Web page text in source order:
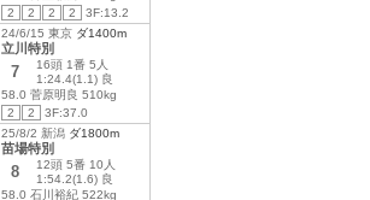
2
2 2 2 3F:13.2
24/6/15 東京 ダ1400m
立川特別
7
16頭 1番 5人
1:24.4(1.1) 良
58.0 菅原明良 510kg
2
2 3F:37.0
25/8/2 新潟 ダ1800m
苗場特別
8
12頭 5番 10人
1:54.2(1.6) 良
58.0 石川裕紀 522kg